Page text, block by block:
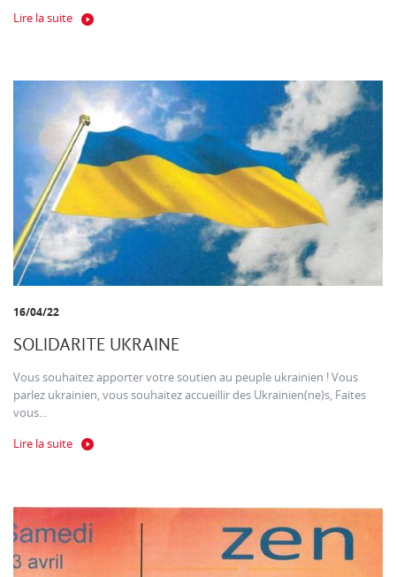
Lire la suite
16/04/22
SOLIDARITE UKRAINE
Vous souhaitez apporter votre soutien au peuple ukrainien ! Vous
parlez ukrainien, vous souhaitez accueillir des Ukrainien(ne)s, Faites
vous...
Lire la suite